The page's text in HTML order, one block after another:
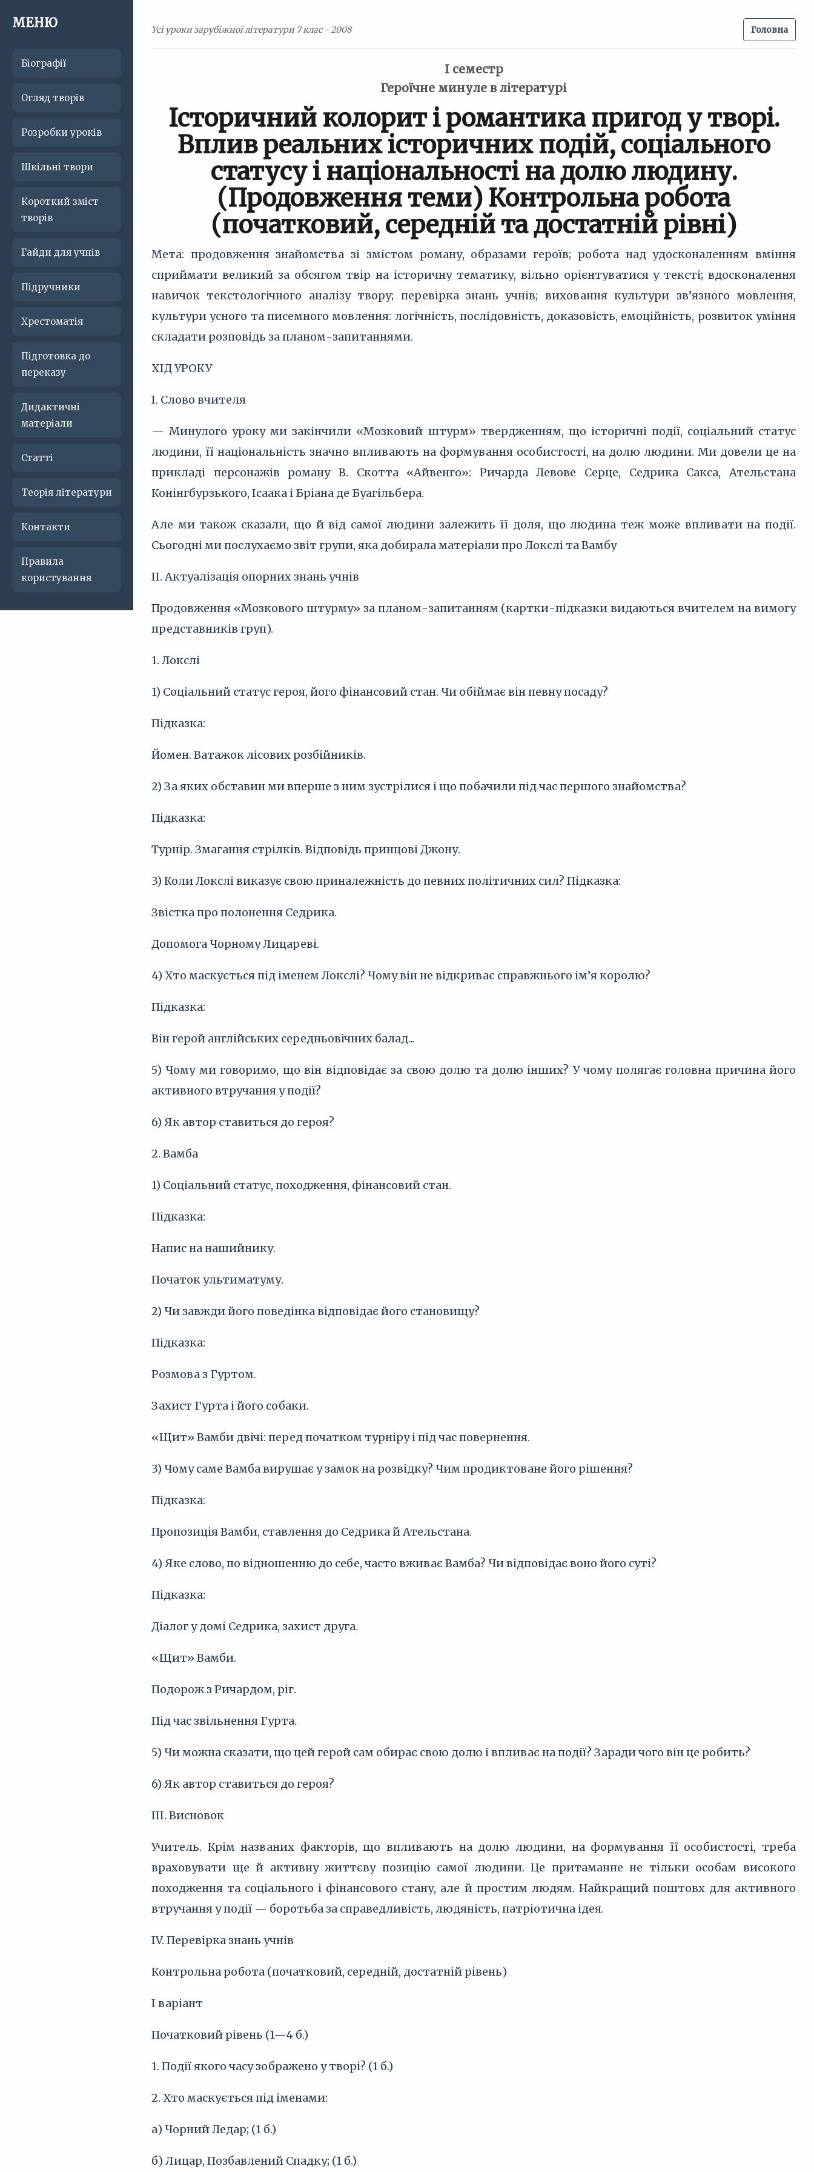
МЕНЮ
Біографії
Огляд творів
Розробки уроків
Шкільні твори
Короткий зміст
творів
Гайди для учнів
Підручники
Хрестоматія
Підготовка до
переказу
Дидактичні
матеріали
Статті
Теорія літератури
Контакти
Правила
користування
Усі уроки зарубіжної літератури 7 клас - 2008 Головна
I семестр
Героїчне минуле в літературі
Історичний колорит і романтика пригод у творі.
Вплив реальних історичних подій, соціального
статусу і національності на долю людину.
(Продовження теми) Контрольна робота
(початковий, середній та достатній рівні)
Мета: продовження знайомства зі змістом роману, образами героїв; робота над удосконаленням вміння
сприймати великий за обсягом твір на історичну тематику, вільно орієнтуватися у тексті; вдосконалення
навичок текстологічного аналізу твору; перевірка знань учнів; виховання культури зв’язного мовлення,
культури усного та писемного мовлення: логічність, послідовність, доказовість, емоційність, розвиток уміння
складати розповідь за планом-запитаннями.
ХІД УРОКУ
І. Слово вчителя
— Минулого уроку ми закінчили «Мозковий штурм» твердженням, що історичні події, соціальний статус
людини, її національність значно впливають на формування особистості, на долю людини. Ми довели це на
прикладі персонажів роману В. Скотта «Айвенго»: Ричарда Левове Серце, Седрика Сакса, Ательстана
Конінгбурзького, Ісаака і Бріана де Буагільбера.
Але ми також сказали, що й від самої людини залежить її доля, що людина теж може впливати на події.
Сьогодні ми послухаємо звіт групи, яка добирала матеріали про Локслі та Вамбу
ІІ. Актуалізація опорних знань учнів
Продовження «Мозкового штурму» за планом-запитанням (картки-підказки видаються вчителем на вимогу
представників груп).
1. Локслі
1) Соціальний статус героя, його фінансовий стан. Чи обіймає він певну посаду?
Підказка:
Йомен. Ватажок лісових розбійників.
2) За яких обставин ми вперше з ним зустрілися і що побачили під час першого знайомства?
Підказка:
Турнір. Змагання стрілків. Відповідь принцові Джону.
3) Коли Локслі виказує свою приналежність до певних політичних сил? Підказка:
Звістка про полонення Седрика.
Допомога Чорному Лицареві.
4) Хто маскується під іменем Локслі? Чому він не відкриває справжнього ім’я королю?
Підказка:
Він герой англійських середньовічних балад...
5) Чому ми говоримо, що він відповідає за свою долю та долю інших? У чому полягає головна причина його
активного втручання у події?
6) Як автор ставиться до героя?
2. Вамба
1) Соціальний статус, походження, фінансовий стан.
Підказка:
Напис на нашийнику.
Початок ультиматуму.
2) Чи завжди його поведінка відповідає його становищу?
Підказка:
Розмова з Гуртом.
Захист Гурта і його собаки.
«Щит» Вамби двічі: перед початком турніру і під час повернення.
3) Чому саме Вамба вирушає у замок на розвідку? Чим продиктоване його рішення?
Підказка:
Пропозиція Вамби, ставлення до Седрика й Ательстана.
4) Яке слово, по відношенню до себе, часто вживає Вамба? Чи відповідає воно його суті?
Підказка:
Діалог у домі Седрика, захист друга.
«Щит» Вамби.
Подорож з Ричардом, ріг.
Під час звільнення Гурта.
5) Чи можна сказати, що цей герой сам обирає свою долю і впливає на події? Заради чого він це робить?
6) Як автор ставиться до героя?
III. Висновок
Учитель. Крім названих факторів, що впливають на долю людини, на формування її особистості, треба
враховувати ще й активну життєву позицію самої людини. Це притаманне не тільки особам високого
походження та соціального і фінансового стану, але й простим людям. Найкращий поштовх для активного
втручання у події — боротьба за справедливість, людяність, патріотична ідея.
IV. Перевірка знань учнів
Контрольна робота (початковий, середній, достатній рівень)
I варіант
Початковий рівень (1—4 б.)
1. Події якого часу зображено у творі? (1 б.)
2. Хто маскується під іменами:
а) Чорний Ледар; (1 б.)
б) Лицар, Позбавлений Спадку; (1 б.)